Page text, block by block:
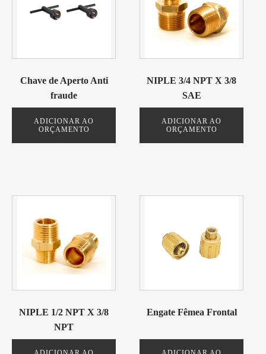
Chave de Aperto Anti
fraude
ADICIONAR AO
ORÇAMENTO
NIPLE 3/4 NPT X 3/8
SAE
ADICIONAR AO
ORÇAMENTO
NIPLE 1/2 NPT X 3/8
NPT
Engate Fêmea Frontal